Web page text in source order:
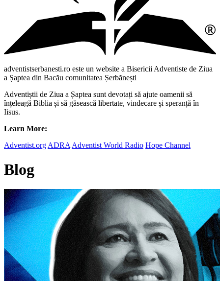
adventistserbanesti.ro este un website a Bisericii Adventiste de Ziua
a Șaptea din Bacău comunitatea Șerbănești
Adventiștii de Ziua a Șaptea sunt devotați să ajute oamenii să
înțeleagă Biblia și să găsească libertate, vindecare și speranță în
Iisus.
Learn More:
Adventist.org ADRA Adventist World Radio Hope Channel
Blog